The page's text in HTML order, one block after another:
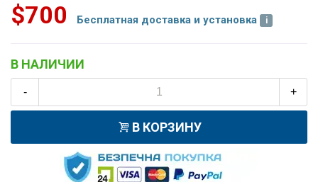
$700 Бесплатная доставка и установка
В НАЛИЧИИ
- +
В КОРЗИНУ